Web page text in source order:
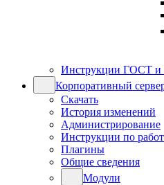
Инструкции ГОСТ и
Корпоративный
Скачать
История изменений
Администрирование
Инструкции по
Плагины
Общие сведения
Модули